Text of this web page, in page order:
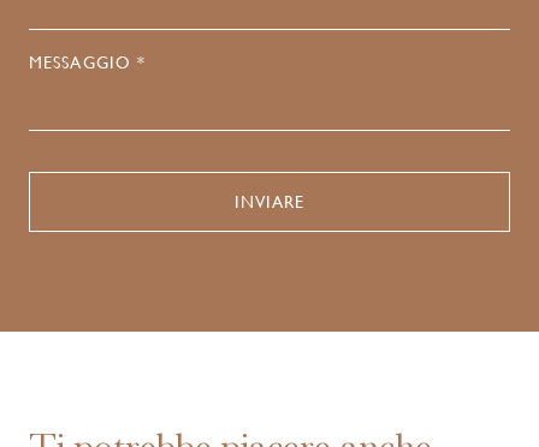
MESSAGGIO *